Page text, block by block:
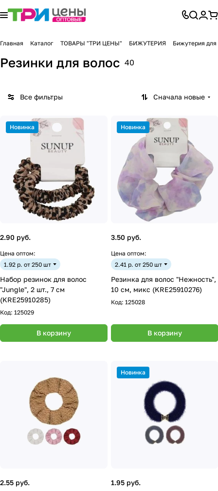
Главная Каталог ТОВАРЫ "ТРИ ЦЕНЫ" БИЖУТЕРИЯ Бижутерия для
Резинки для волос 40
Все фильтры Сначала новые
Новинка
2.90 руб.
Цена оптом:
1.92 р. от 250 шт
Набор резинок для волос
"Jungle", 2 шт., 7 см
(KRE25910285)
Код: 125029
В корзину
Новинка
3.50 руб.
Цена оптом:
2.41 р. от 250 шт
Резинка для волос "Нежность",
10 см, микс (KRE25910276)
Код: 125028
В корзину
2.55 руб.
Новинка
1.95 руб.